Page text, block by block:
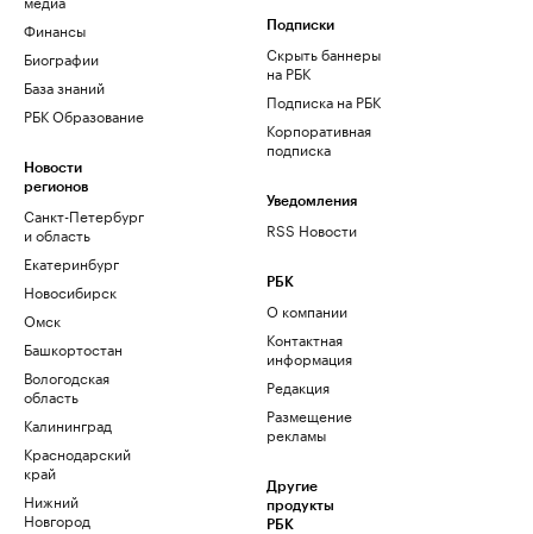
Финансы
Биографии
База знаний
РБК Образование
Новости
регионов
Санкт-Петербург
и область
Екатеринбург
Новосибирск
Омск
Башкортостан
Вологодская
область
Калининград
Краснодарский
край
Нижний
Новгород
Подписки
Скрыть баннеры
на РБК
Подписка на РБК
Корпоративная
подписка
Уведомления
RSS Новости
РБК
О компании
Контактная
информация
Редакция
Размещение
рекламы
Другие
продукты
РБК